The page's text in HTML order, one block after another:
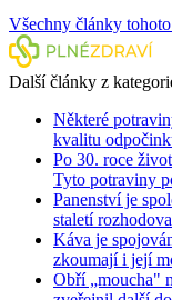
Všechny články
Další články z
Některé
kvalitu
Po 30. roce
Tyto potraviny
Panenství je
staletí
Káva je
zkoumají i její
Obří „moucha"